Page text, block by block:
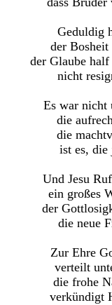
Geduldig
der Bosheit
der Glaube
nicht
Es war nicht
die
die
ist es, die
Und Jesu
ein großes
der
die neue
Zur Ehre
verteilt
die frohe
verkündigt